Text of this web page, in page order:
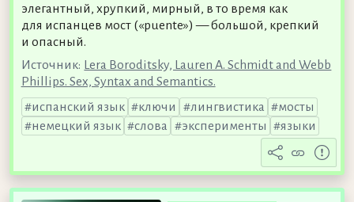
элегантный, хрупкий, мирный, в то время как
для испанцев мост («puente») — большой, крепкий
и опасный.
Источник: Lera Boroditsky, Lauren A. Schmidt and Webb
Phillips. Sex, Syntax and Semantics.
испанский язык
ключи лингвистика
мосты
немецкий язык
слова эксперименты языки